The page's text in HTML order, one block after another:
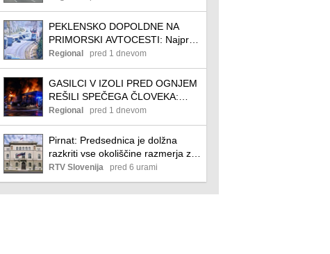
PEKLENSKO DOPOLDNE NA
PRIMORSKI AVTOCESTI: Najprej
verižno trčenje, nato še goreči
tovornjak (FOTO)
Regional pred 1 dnevom
GASILCI V IZOLI PRED OGNJEM
REŠILI SPEČEGA ČLOVEKA:
Požar industrijske hale povzročil
ogromno škodo
Regional pred 1 dnevom
Pirnat: Predsednica je dolžna
razkriti vse okoliščine razmerja z
rusko državljanko
RTV Slovenija pred 6 urami